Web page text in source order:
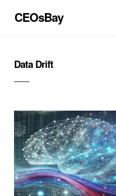
CEOsBay
Data Drift